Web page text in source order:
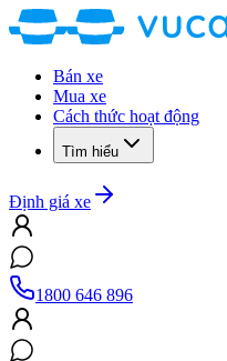
Bán xe
Mua xe
Cách thức hoạt động
Tìm hiểu
Định giá xe
1800 646 896